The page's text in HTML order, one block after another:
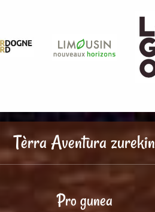
Tèrra Aventura zurekin
Pro gunea